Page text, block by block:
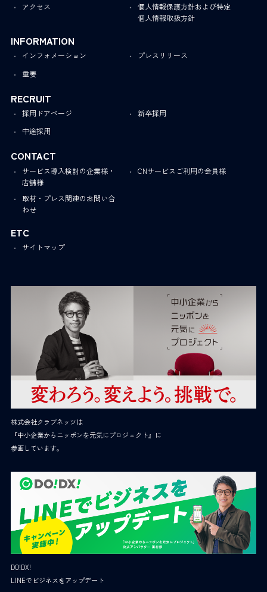
アクセス
個人情報保護方針および特定
個人情報取扱方針
INFORMATION
インフォメーション
プレスリリース
重要
RECRUIT
採用ドアページ
新卒採用
中途採用
CONTACT
サービス導入検討の企業様・
店舗様
CNサービスご利用の会員様
取材・プレス関連のお問い合
わせ
ETC
サイトマップ
株式会社クラブネッツは
『中小企業からニッポンを元気にプロジェクト』に
参画しています。
DO!DX!
LINEでビジネスをアップデート